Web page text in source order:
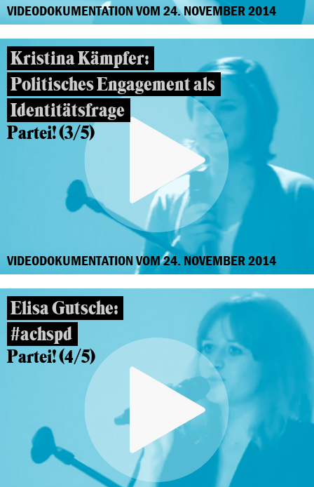
VIDEODOKUMENTATION VOM 24. NOVEMBER 2014
Kristina Kämpfer:
Politisches Engagement als
Identitätsfrage
Partei! (3/5)
VIDEODOKUMENTATION VOM 24. NOVEMBER 2014
Elisa Gutsche:
#achspd
Partei! (4/5)